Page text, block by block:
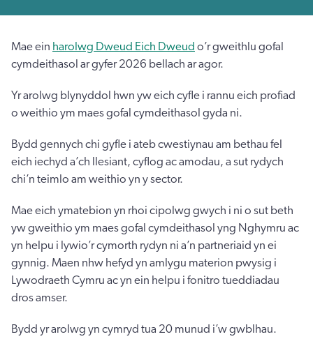
Mae ein harolwg Dweud Eich Dweud o’r gweithlu gofal
cymdeithasol ar gyfer 2026 bellach ar agor.
Yr arolwg blynyddol hwn yw eich cyfle i rannu eich profiad
o weithio ym maes gofal cymdeithasol gyda ni.
Bydd gennych chi gyfle i ateb cwestiynau am bethau fel
eich iechyd a’ch llesiant, cyflog ac amodau, a sut rydych
chi’n teimlo am weithio yn y sector.
Mae eich ymatebion yn rhoi cipolwg gwych i ni o sut beth
yw gweithio ym maes gofal cymdeithasol yng Nghymru ac
yn helpu i lywio’r cymorth rydyn ni a’n partneriaid yn ei
gynnig. Maen nhw hefyd yn amlygu materion pwysig i
Lywodraeth Cymru ac yn ein helpu i fonitro tueddiadau
dros amser.
Bydd yr arolwg yn cymryd tua 20 munud i’w gwblhau.